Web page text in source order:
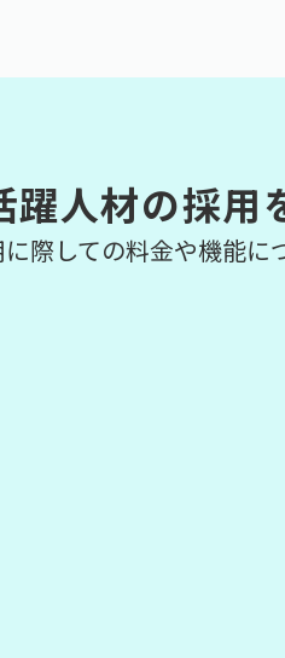
躍人材の採用
際しての料金や機能に